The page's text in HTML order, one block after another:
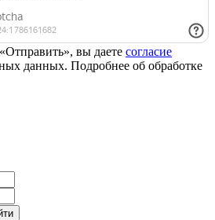
вы даете согласие
данных. Подробнее об обработке